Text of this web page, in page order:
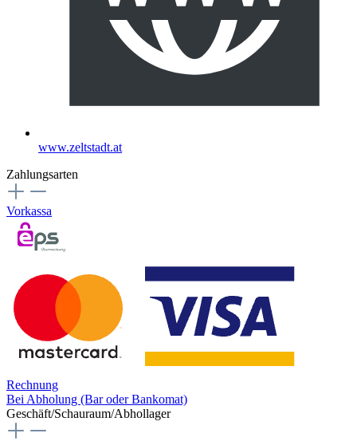
www.zeltstadt.at
Zahlungsarten
Vorkassa
Rechnung
Bei Abholung (Bar oder Bankomat)
Geschäft/Schauraum/Abhollager